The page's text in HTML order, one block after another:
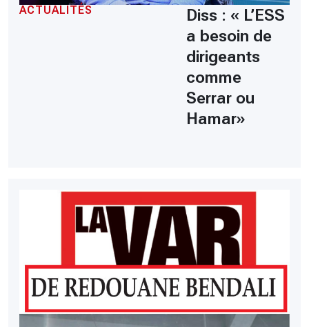
ACTUALITÉS
Diss : « L’ESS
a besoin de
dirigeants
comme
Serrar ou
Hamar»